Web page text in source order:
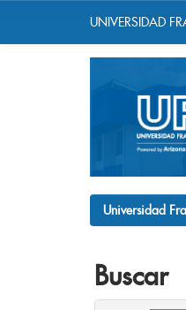
UNIVERSIDAD
Universidad
Buscar